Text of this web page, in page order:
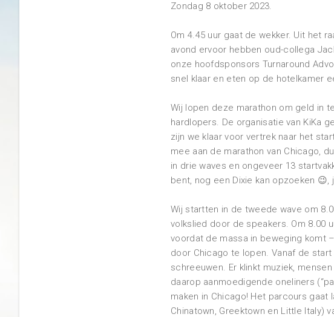
Zondag 8 oktober 2023.
Om 4.45 uur gaat de wekker. Uit het
avond ervoor hebben oud-collega
onze hoofdsponsors Turnaround
snel klaar en eten op de hotelkamer
Wij lopen deze marathon om geld in
hardlopers. De organisatie van KiKa
zijn we klaar voor vertrek naar het
mee aan de marathon van Chicago,
in drie waves en ongeveer 13
bent, nog een Dixie kan opzoeken
Wij startten in de tweede wave om
volkslied door de speakers. Om 8.00
voordat de massa in beweging komt
door Chicago te lopen. Vanaf de
schreeuwen. Er klinkt muziek,
daarop aanmoedigende oneliners
maken in Chicago! Het parcours gaat
Chinatown, Greektown en Little Italy)